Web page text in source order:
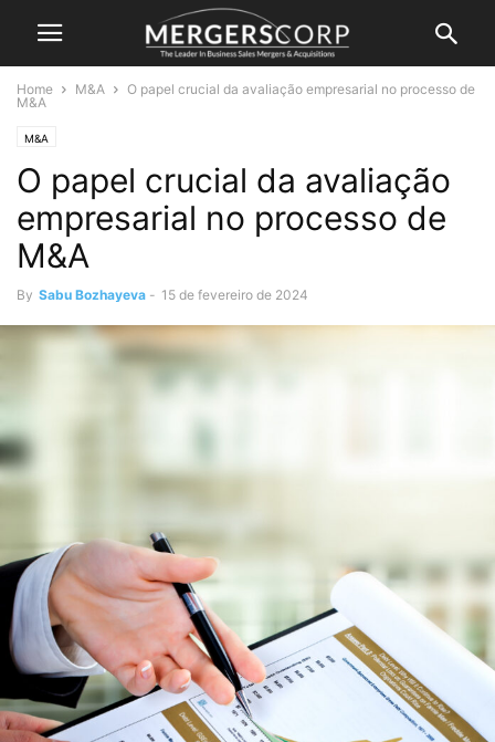
Home M&A
O papel crucial da avaliação empresarial no processo de
M&A
M&A
O papel crucial da avaliação
empresarial no processo de
M&A
By Sabu Bozhayeva - 15 de fevereiro de 2024